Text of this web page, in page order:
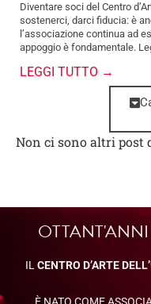
Diventare soci del Centro
sostenerci, darci fiducia: è
l’associazione continua ad
appoggio è fondamentale.
LEGGI TUTTO →
Non ci sono altri post
ILCENTRO D’ARTE